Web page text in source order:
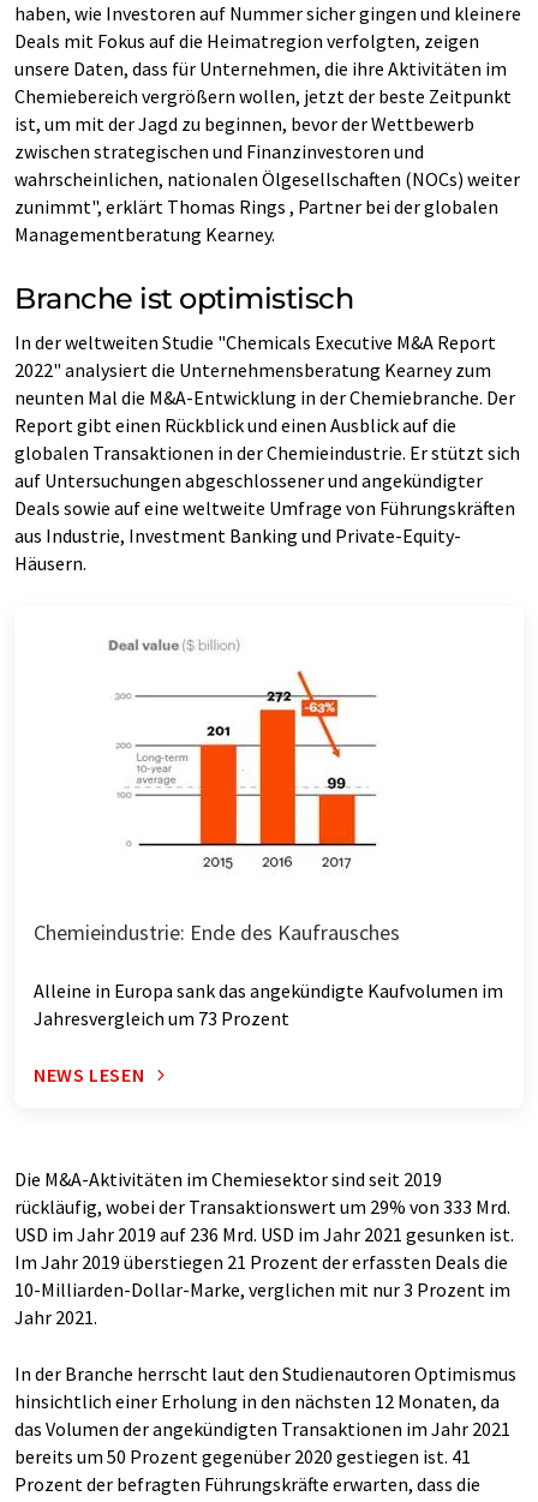
haben, wie Investoren auf Nummer sicher gingen und kleinere
Deals mit Fokus auf die Heimatregion verfolgten, zeigen
unsere Daten, dass für Unternehmen, die ihre Aktivitäten im
Chemiebereich vergrößern wollen, jetzt der beste Zeitpunkt
ist, um mit der Jagd zu beginnen, bevor der Wettbewerb
zwischen strategischen und Finanzinvestoren und
wahrscheinlichen, nationalen Ölgesellschaften (NOCs) weiter
zunimmt", erklärt Thomas Rings , Partner bei der globalen
Managementberatung Kearney.
Branche ist optimistisch
In der weltweiten Studie "Chemicals Executive M&A Report
2022" analysiert die Unternehmensberatung Kearney zum
neunten Mal die M&A-Entwicklung in der Chemiebranche. Der
Report gibt einen Rückblick und einen Ausblick auf die
globalen Transaktionen in der Chemieindustrie. Er stützt sich
auf Untersuchungen abgeschlossener und angekündigter
Deals sowie auf eine weltweite Umfrage von Führungskräften
aus Industrie, Investment Banking und Private-Equity-
Häusern.
Chemieindustrie: Ende des Kaufrausches
Alleine in Europa sank das angekündigte Kaufvolumen im
Jahresvergleich um 73 Prozent
NEWS LESEN
Die M&A-Aktivitäten im Chemiesektor sind seit 2019
rückläufig, wobei der Transaktionswert um 29% von 333 Mrd.
USD im Jahr 2019 auf 236 Mrd. USD im Jahr 2021 gesunken ist.
Im Jahr 2019 überstiegen 21 Prozent der erfassten Deals die
10-Milliarden-Dollar-Marke, verglichen mit nur 3 Prozent im
Jahr 2021.
In der Branche herrscht laut den Studienautoren Optimismus
hinsichtlich einer Erholung in den nächsten 12 Monaten, da
das Volumen der angekündigten Transaktionen im Jahr 2021
bereits um 50 Prozent gegenüber 2020 gestiegen ist. 41
Prozent der befragten Führungskräfte erwarten, dass die